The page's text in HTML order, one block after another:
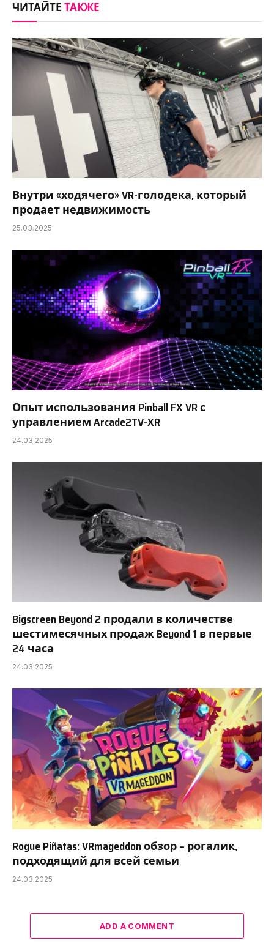
ЧИТАЙТЕТАКЖЕ
Внутри «ходячего» VR-голодека, который
продает недвижимость
25.03.2025
Опыт использования Pinball FX VR с
управлением Arcade2TV-XR
24.03.2025
Bigscreen Beyond 2 продали в количестве
шестимесячных продаж Beyond 1 в первые
24 часа
24.03.2025
Rogue Piñatas: VRmageddon обзор – рогалик,
подходящий для всей семьи
24.03.2025
ADD A COMMENT